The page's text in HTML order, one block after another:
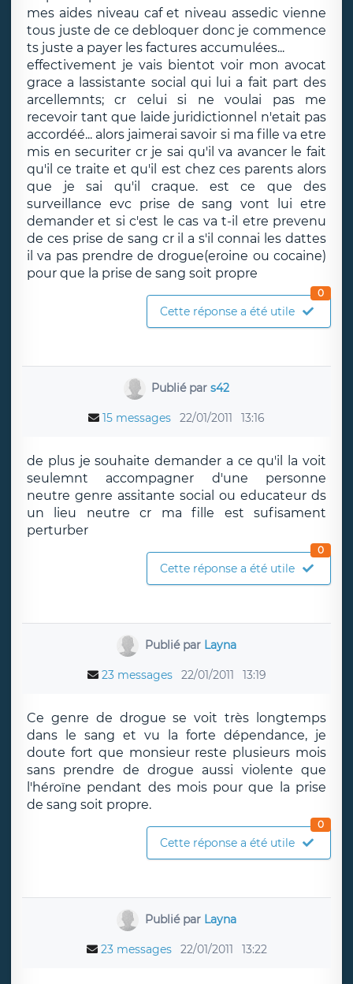
mes aides niveau caf et niveau assedic vienne
tous juste de ce debloquer donc je commence
ts juste a payer les factures accumulées...
effectivement je vais bientot voir mon avocat
grace a lassistante social qui lui a fait part des
arcellemnts; cr celui si ne voulai pas me
recevoir tant que laide juridictionnel n'etait pas
accordéé... alors jaimerai savoir si ma fille va etre
mis en securiter cr je sai qu'il va avancer le fait
qu'il ce traite et qu'il est chez ces parents alors
que je sai qu'il craque. est ce que des
surveillance evc prise de sang vont lui etre
demander et si c'est le cas va t-il etre prevenu
de ces prise de sang cr il a s'il connai les dattes
il va pas prendre de drogue(eroine ou cocaine)
pour que la prise de sang soit propre
Cette réponse a été utile
0
Publié pars42
15 messages 22/01/2011 13:16
de plus je souhaite demander a ce qu'il la voit
seulemnt accompagner d'une personne
neutre genre assitante social ou educateur ds
un lieu neutre cr ma fille est sufisament
perturber
Cette réponse a été utile
0
Publié par Layna
23 messages 22/01/2011 13:19
Ce genre de drogue se voit très longtemps
dans le sang et vu la forte dépendance, je
doute fort que monsieur reste plusieurs mois
sans prendre de drogue aussi violente que
l'héroïne pendant des mois pour que la prise
de sang soit propre.
Cette réponse a été utile
0
Publié par Layna
23 messages 22/01/2011 13:22